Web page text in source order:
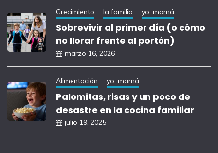
Crecimiento la familia yo, mamá
Sobrevivir al primer día (o cómo
no llorar frente al portón)
marzo 16, 2026
Alimentación yo, mamá
Palomitas, risas y un poco de
desastre en la cocina familiar
julio 19, 2025